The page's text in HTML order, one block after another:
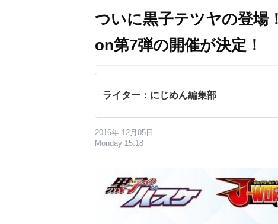
ついに黒子テツヤの登場
on第7弾の開催が決定！
ライター：にじめん編集部
2016年 12月05日
Monday 15:18